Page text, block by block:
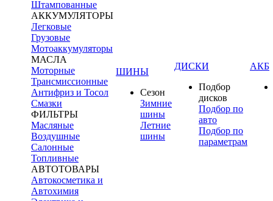
Штампованные
АККУМУЛЯТОРЫ
Легковые
Грузовые
Мотоаккумуляторы
МАСЛА
Моторные
Трансмиссионные
Антифриз и Тосол
Смазки
ФИЛЬТРЫ
Масляные
Воздушные
Салонные
Топливные
АВТОТОВАРЫ
Автокосметика и
Автохимия
ШИНЫ
Сезон
Зимние
шины
Летние
шины
ДИСКИ
Подбор
дисков
Подбор по
авто
Подбор по
параметрам
АКБ